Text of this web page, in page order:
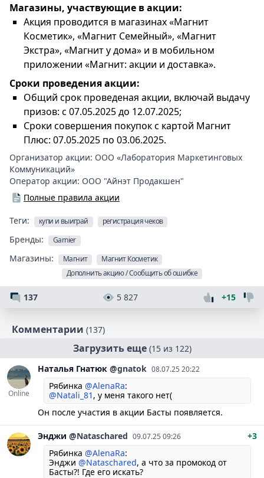
Магазины, участвующие в акции:
Акция проводится в магазинах «Магнит
Косметик», «Магнит Семейный», «Магнит
Экстра», «Магнит у дома» и в мобильном
приложении «Магнит: акции и доставка».
Сроки проведения акции:
Общий срок проведеная акции, включай выдачу
призов: с 07.05.2025 до 12.07.2025;
Сроки совершения покупок с картой Магнит
Плюс: 07.05.2025 по 03.06.2025.
Организатор акции: ООО «Лаборатория Маркетинговых
Коммуникаций»
Оператор акции: ООО "Айнэт Продакшен"
Полные правила акции
Теги: купи и выиграй регистрация чеков
Бренды: Garnier
Магазины: Магнит
Магнит Косметик
Дополнить акцию / Сообщить об ошибке
137 5 827 +15
Комментарии (137)
Загрузить еще (15 из 122)
Online
Наталья Гнатюк @gnatok 08.07.25 20:22
Рябинка @AlenaRa:
@Natali_81 , у меня такого нет(
Он после участия в акции Басты появляется.
Энджи @Nataschared 09.07.25 09:26
+3
Рябинка @AlenaRa:
Энджи @Nataschared, а что за промокод от
Басты?! Где его искать?